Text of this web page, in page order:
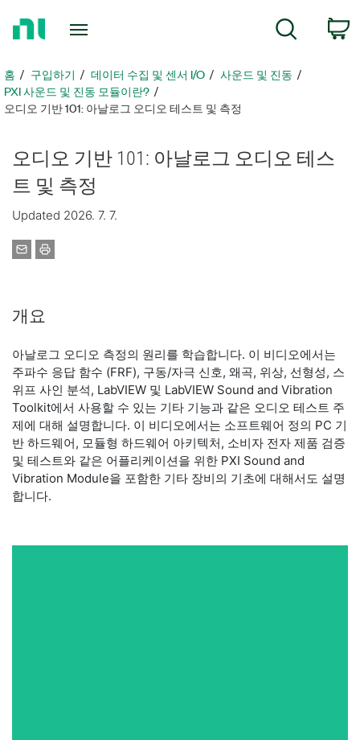
지
로
돌
홈 구입하기 데이터 수집 및 센서 I/O
사운드 및 진동
PXI 사운드 및 진동 모듈이란?
오디오 기반 101: 아날로그 오디오 테스트 및 측정
오디오 기반 101: 아날로그 오디오 테스
트 및 측정
Updated 2026. 7. 7.
개요
아날로그 오디오 측정의 원리를 학습합니다. 이 비디오에서는
주파수 응답 함수 (FRF), 구동/자극 신호, 왜곡, 위상, 선형성, 스
위프 사인 분석, LabVIEW 및 LabVIEW Sound and Vibration
Toolkit에서 사용할 수 있는 기타 기능과 같은 오디오 테스트 주
제에 대해 설명합니다. 이 비디오에서는 소프트웨어 정의 PC 기
반 하드웨어, 모듈형 하드웨어 아키텍처, 소비자 전자 제품 검증
및 테스트와 같은 어플리케이션을 위한 PXI Sound and
Vibration Module을 포함한 기타 장비의 기초에 대해서도 설명
합니다.